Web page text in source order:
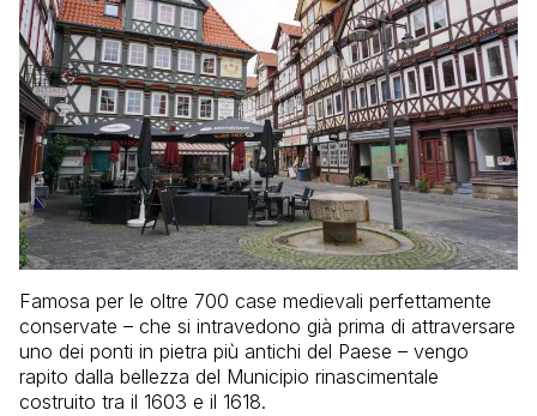
Famosa per le oltre 700 case medievali perfettamente
conservate – che si intravedono già prima di attraversare
uno dei ponti in pietra più antichi del Paese – vengo
rapito dalla bellezza del Municipio rinascimentale
costruito tra il 1603 e il 1618.